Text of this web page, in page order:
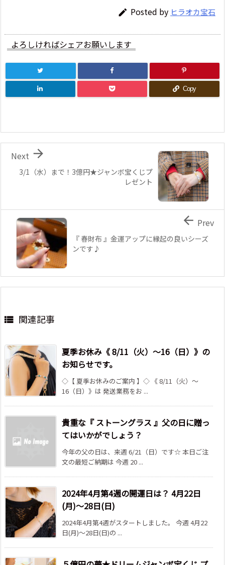
 Posted by ヒラオカ宝石
よろしければシェアお願いします
Copy
3/1（水）まで！3億円★ジャンボ宝くじプ
レゼント

Next
『 春財布 』金運アップに縁起の良いシーズ
ンです♪
 Prev
 関連記事
夏季お休み《 8/11（火）～16（日）》の
お知らせです。
◇【 夏季お休みのご案内 】◇ 《 8/11（火）～
16（日）》は 発送業務をお ...
貴重な『 ストーングラス 』父の日に贈っ
てはいかがでしょう？
今年の父の日は、来週 6/21（日）です☆ 本日ご注
文の最短ご納期は 今週 20 ...
2024年4月第4週の開運日は？ 4月22日
(月)～28日(日)
2024年4月第4週がスタートしました。 今週 4月22
日(月)～28日(日)の ...